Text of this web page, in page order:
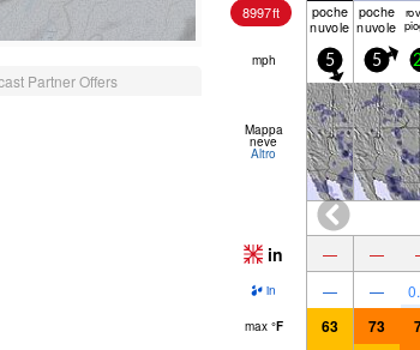
Partner Offers
8997ft poche
nuvole
poche
nuvole
mph 5 5
Mappa
neve
Altro
in — —
in — —
max °F 63 73